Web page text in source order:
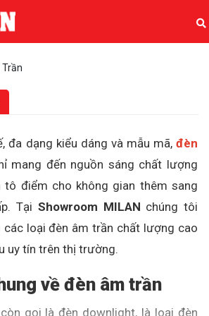
đa dạng kiểu dáng và mẫu mã, đèn
mang đến nguồn sáng chất lượng
tô điểm cho không gian thêm sang
Tại Showroom MILAN chúng tôi
các loại đèn âm trần chất lượng cao
uy tín trên thị trường.
về đèn âm trần
gọi là đèn downlight, là loại đèn